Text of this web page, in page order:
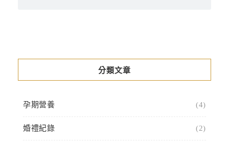
分類文章
孕期營養 (4)
婚禮紀錄 (2)